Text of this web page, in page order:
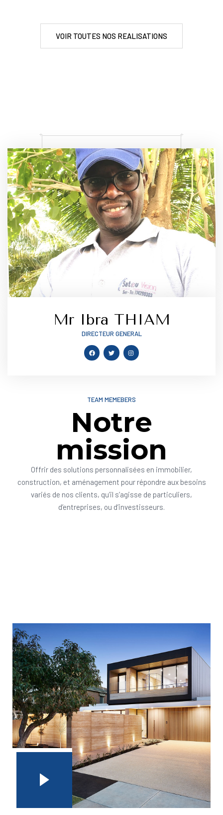
VOIR TOUTES NOS REALISATIONS
Mr Ibra THIAM
DIRECTEUR GENERAL
TEAM MEMEBERS
Notre
mission
Offrir des solutions personnalisées en immobilier,
construction, et aménagement pour répondre aux besoins
variés de nos clients, qu’il s’agisse de particuliers,
d’entreprises, ou d’investisseurs.